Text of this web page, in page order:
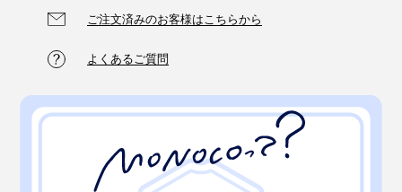
ご注文済みのお客様はこちらから
よくあるご質問